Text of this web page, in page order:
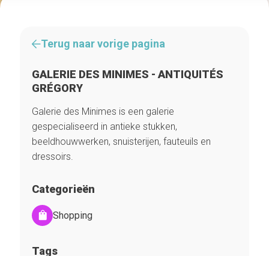
Terug naar vorige pagina
GALERIE DES MINIMES - ANTIQUITÉS
GRÉGORY
Galerie des Minimes is een galerie
gespecialiseerd in antieke stukken,
beeldhouwwerken, snuisterijen, fauteuils en
dressoirs.
Categorieën
Shopping
Tags